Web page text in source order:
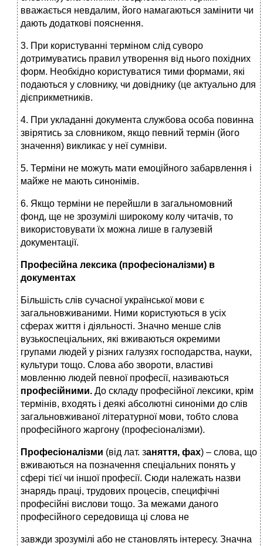
вважається невдалим, його намагаються замінити чи
дають додаткові пояснення.
3. При користуванні терміном слід суворо
дотримуватись правил утворення від нього похідних
форм. Необхідно користуватися тими формами, які
подаються у словнику, чи довіднику (це актуально для
дієприкметників.
4. При укладанні документа службова особа повинна
звірятись за словником, якщо певний термін (його
значення) викликає у неї сумніви.
5. Терміни не можуть мати емоційного забарвлення і
майже не мають синонімів.
6. Якщо терміни не перейшли в загальномовний
фонд, ще не зрозумілі широкому колу читачів, то
використовувати їх можна лише в галузевій
документації.
Професійна лексика (професіоналізми) в
документах
Більшість слів сучасної української мови є
загальновживаними. Ними користуються в усіх
сферах життя і діяльності. Значно менше слів
вузькоспеціальних, які вживаються окремими
групами людей у різних галузях господарства, науки,
культури тощо. Слова або звороти, властиві
мовленню людей певної професії, називаються
професійними. До складу професійної лексики, крім
термінів, входять і деякі абсолютні синоніми до слів
загальновживаної літературної мови, тобто слова
професійного жаргону (професіоналізми).
Професіоналізми (від лат. заняття, фах) – слова, що
вживаються на позначення спеціальних понять у
сфері тієї чи іншої професії. Сюди належать назви
знарядь праці, трудових процесів, специфічні
професійні вислови тощо. За межами даного
професійного середовища ці слова не
завжди зрозумілі або не становлять інтересу. Значна